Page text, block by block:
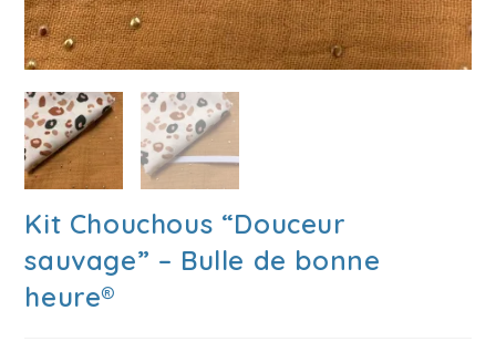
Kit Chouchous “Douceur
sauvage” – Bulle de bonne
heure®